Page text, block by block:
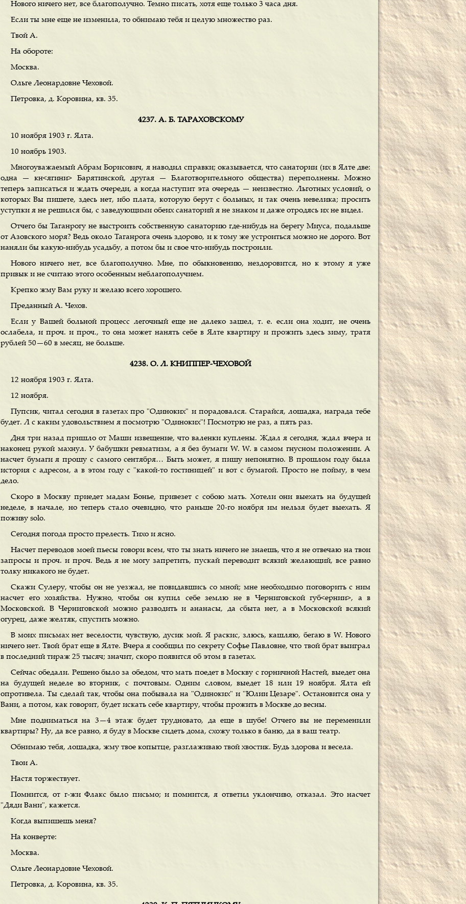
Нового ничего нет, все благополучно. Темно писать, хотя еще только 3 часа дня.
Если ты мне еще не изменила, то обнимаю тебя и целую множество раз.
Твой А.
На обороте:
Москва.
Ольге Леонардовне Чеховой.
Петровка, д. Коровина, кв. 35.
4237. А. Б. ТАРАХОВСКОМУ
10 ноября 1903 г. Ялта.
10 ноябрь 1903.
Многоуважаемый Абрам Борисович, я наводил справки; оказывается, что санатории (их в Ялте две:
одна — кн<ягини> Барятинской, другая — Благотворительного общества) переполнены. Можно
теперь записаться и ждать очереди, а когда наступит эта очередь — неизвестно. Льготных условий, о
которых Вы пишете, здесь нет, ибо плата, которую берут с больных, и так очень невелика; просить
уступки я не решился бы, с заведующими обеих санаторий я не знаком и даже отродясь их не видел.
Отчего бы Таганрогу не выстроить собственную санаторию где-нибудь на берегу Миуса, подальше
от Азовского моря? Ведь около Таганрога очень здорово, и к тому же устроиться можно не дорого. Вот
наняли бы какую-нибудь усадьбу, а потом бы и свое что-нибудь построили.
Нового ничего нет, все благополучно. Мне, по обыкновению, нездоровится, но к этому я уже
привык и не считаю этого особенным неблагополучием.
Крепко жму Вам руку и желаю всего хорошего.
Преданный А. Чехов.
Если у Вашей больной процесс легочный еще не далеко зашел, т. е. если она ходит, не очень
ослабела, и проч. и проч., то она может нанять себе в Ялте квартиру и прожить здесь зиму, тратя
рублей 50—60 в месяц, не больше.
4238. О. Л. КНИППЕР-ЧЕХОВОЙ
12 ноября 1903 г. Ялта.
12 ноября.
Пупсик, читал сегодня в газетах про "Одиноких" и порадовался. Старайся, лошадка, награда тебе
будет. Л с каким удовольствием я посмотрю "Одиноких"! Посмотрю не раз, а пять раз.
Дня три назад пришло от Маши извещение, что валенки куплены. Ждал я сегодня, ждал вчера и
наконец рукой махнул. У бабушки ревматизм, а я без бумаги W. W. в самом гнусном положении. А
насчет бумаги я прошу с самого сентября… Быть может, я пишу непонятно. В прошлом году была
история с адресом, а в этом году с "какой-то гостиницей" и вот с бумагой. Просто не пойму, в чем
дело.
Скоро в Москву приедет мадам Бонье, привезет с собою мать. Хотели они выехать на будущей
неделе, в начале, но теперь стало очевидно, что раньше 20-го ноября им нельзя будет выехать. Я
поживу solo.
Сегодня погода просто прелесть. Тихо и ясно.
Насчет переводов моей пьесы говори всем, что ты знать ничего не знаешь, что я не отвечаю на твои
запросы и проч. и проч. Ведь я не могу запретить, пускай переводит всякий желающий, все равно
толку никакого не будет.
Скажи Сулеру, чтобы он не уезжал, не повидавшись со мной; мне необходимо поговорить с ним
насчет его хозяйства. Нужно, чтобы он купил себе землю не в Черниговской губ<ернии>, а в
Московской. В Черниговской можно разводить и ананасы, да сбыта нет, а в Московской всякий
огурец, даже желтяк, спустить можно.
В моих письмах нет веселости, чувствую, дусик мой. Я раскис, злюсь, кашляю, бегаю в W. Нового
ничего нет. Твой брат еще в Ялте. Вчера я сообщил по секрету Софье Павловне, что твой брат выиграл
в последний тираж 25 тысяч; значит, скоро появится об этом в газетах.
Сейчас обедали. Решено было за обедом, что мать поедет в Москву с горничной Настей, выедет она
на будущей неделе во вторник, с почтовым. Одним словом, выедет 18 или 19 ноября. Ялта ей
опротивела. Ты сделай так, чтобы она побывала на "Одиноких" и "Юлии Цезаре". Остановится она у
Вани, а потом, как говорит, будет искать себе квартиру, чтобы прожить в Москве до весны.
Мне подниматься на 3—4 этаж будет трудновато, да еще в шубе! Отчего вы не переменили
квартиры? Ну, да все равно, я буду в Москве сидеть дома, схожу только в баню, да в ваш театр.
Обнимаю тебя, лошадка, жму твое копытце, разглаживаю твой хвостик. Будь здорова и весела.
Твои А.
Настя торжествует.
Помнится, от г-жи Флакс было письмо; и помнится, я ответил уклончиво, отказал. Это насчет
"Дяди Вани", кажется.
Когда выпишешь меня?
На конверте:
Москва.
Ольге Леонардовне Чеховой.
Петровка, д. Коровина, кв. 35.